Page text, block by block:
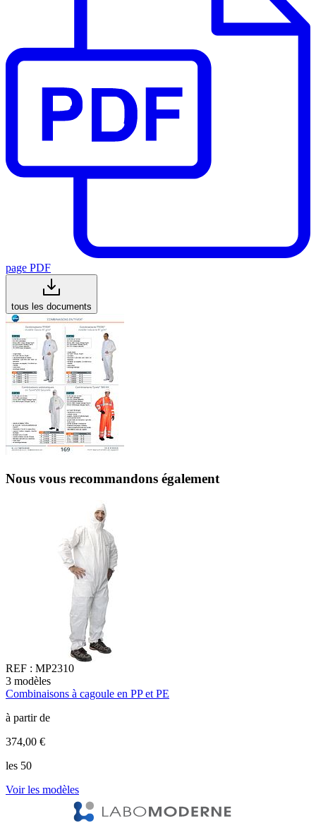
page PDF
tous les documents
Nous vous recommandons également
REF : MP2310
3 modèles
Combinaisons à cagoule en PP et PE
à partir de
374,00 €
les 50
Voir les modèles